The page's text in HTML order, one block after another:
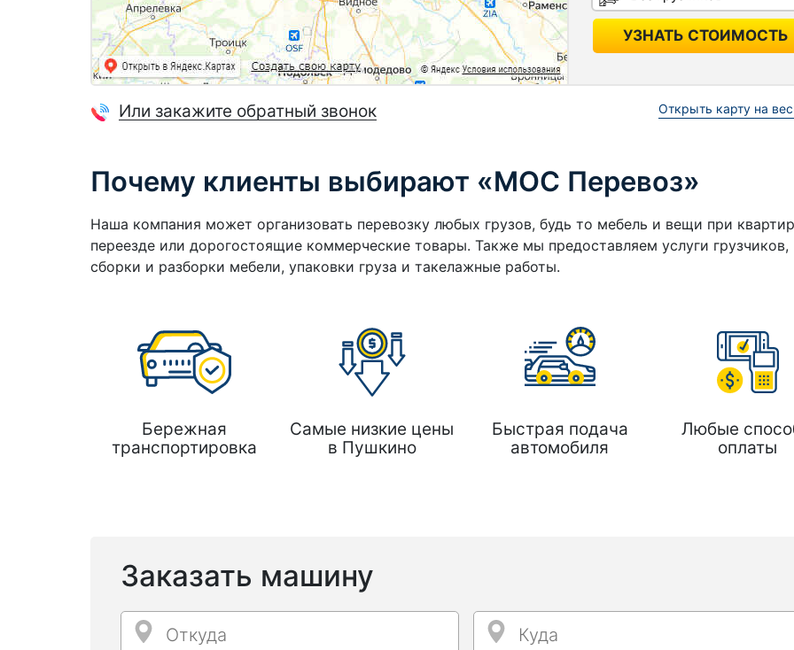
Открыть карту на
УЗНАТЬ СТОИМОСТЬ
Или закажите обратный звонок
Почему клиенты выбирают «МОС Перевоз»
Наша компания может организовать перевозку любых грузов, будь то мебель и вещи при
переезде или дорогостоящие коммерческие товары. Также мы предоставляем услуги грузчиков,
сборки и разборки мебели, упаковки груза и такелажные работы.
Бережная
транспортировка
Самые низкие цены
в Пушкино
Быстрая подача
автомобиля
Любые
оплаты
Заказать машину
Откуда Откуда Куда Куда